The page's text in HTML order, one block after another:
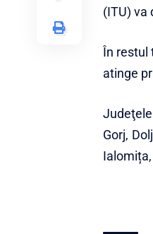
(ITU) va
În restul
atinge
Gorj,